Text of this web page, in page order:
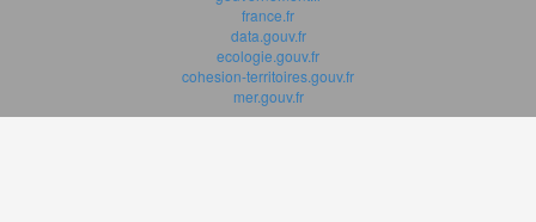
france.fr
data.gouv.fr
ecologie.gouv.fr
cohesion-territoires.gouv.fr
mer.gouv.fr